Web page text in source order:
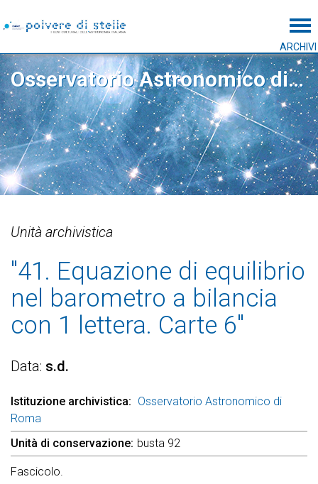
ARCHIVI
Osservatorio Astronomico di Roma
Unità archivistica
"41. Equazione di equilibrio
nel barometro a bilancia
con 1 lettera. Carte 6"
Data s.d.
Istituzione archivistica
Osservatorio Astronomico di
Roma
Unità di conservazione busta 92
Fascicolo.